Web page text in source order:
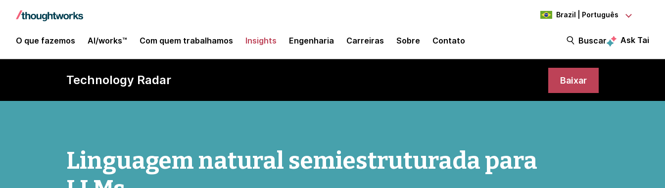
Brazil | Português
O que fazemos AI/works™ Com quem trabalhamos Insights Engenharia Carreiras Sobre Contato Buscar Ask Tai
Technology Radar Baixar
Linguagem natural semiestruturada para